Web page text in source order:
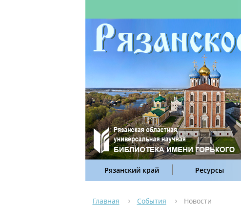
Рязанский край Ресурсы
Главная События Новости